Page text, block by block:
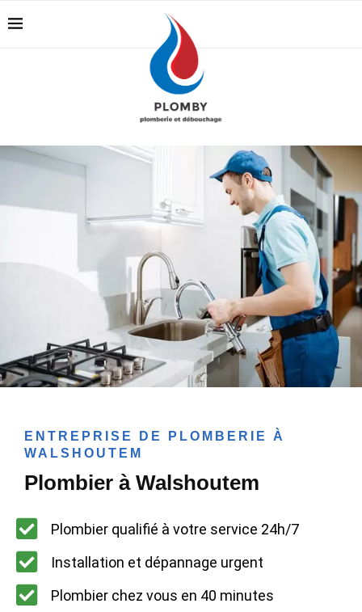
ENTREPRISE DE PLOMBERIE À
WALSHOUTEM
Plombier à Walshoutem
Plombier qualifié à votre service 24h/7
Installation et dépannage urgent
Plombier chez vous en 40 minutes